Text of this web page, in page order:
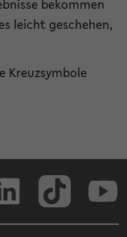
bekommen
leicht geschehen,
Kreuzsymbole